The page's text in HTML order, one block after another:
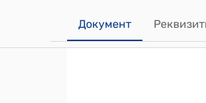
Документ